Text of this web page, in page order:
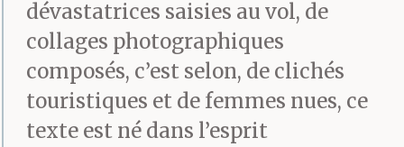
dévastatrices saisies au vol, de
collages photographiques
composés, c’est selon, de clichés
touristiques et de femmes nues, ce
texte est né dans l’esprit